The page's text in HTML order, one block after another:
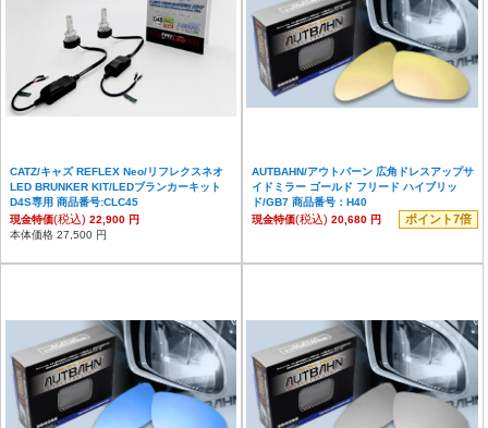
CATZ/キャズ REFLEX Neo/リフレクスネオ
LED BRUNKER KIT/LEDブランカーキット
D4S専用 商品番号:CLC45
現金特価(税込) 22,900 円
本体価格 27,500 円
AUTBAHN/アウトバーン 広角ドレスアップサ
イドミラー ゴールド フリード ハイブリッ
ド/GB7 商品番号：H40
現金特価(税込) 20,680 円 ポイント7倍